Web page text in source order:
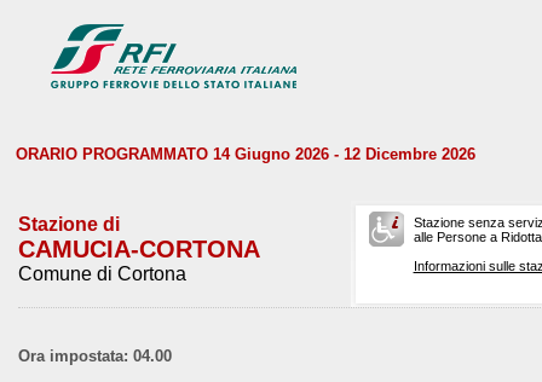
ORARIO PROGRAMMATO 14 Giugno 2026 - 12 Dicembre 2026
Stazione di
CAMUCIA-CORTONA
Comune di Cortona
Stazione senza
alle Persone a
Informazioni sulle
Ora impostata: 04.00